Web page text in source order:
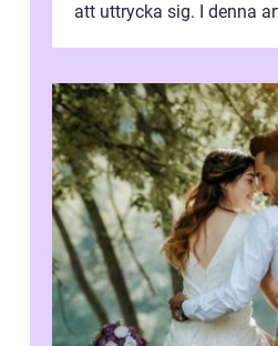
att uttrycka sig. I denna